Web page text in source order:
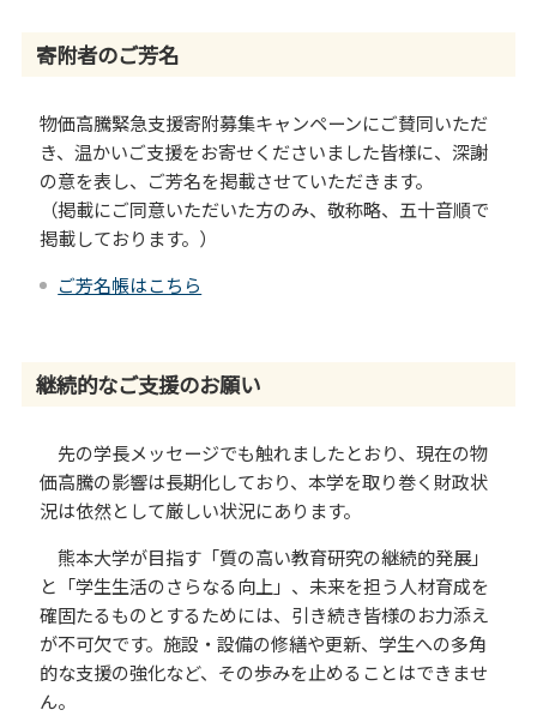
寄附者のご芳名
物価高騰緊急支援寄附募集キャンペーンにご賛同いただ
き、温かいご支援をお寄せくださいました皆様に、深謝
の意を表し、ご芳名を掲載させていただきます。
（掲載にご同意いただいた方のみ、敬称略、五十音順で
掲載しております。）
ご芳名帳はこちら
継続的なご支援のお願い
先の学長メッセージでも触れましたとおり、現在の物
価高騰の影響は長期化しており、本学を取り巻く財政状
況は依然として厳しい状況にあります。
熊本大学が目指す「質の高い教育研究の継続的発展」
と「学生生活のさらなる向上」、未来を担う人材育成を
確固たるものとするためには、引き続き皆様のお力添え
が不可欠です。施設・設備の修繕や更新、学生への多角
的な支援の強化など、その歩みを止めることはできませ
ん。